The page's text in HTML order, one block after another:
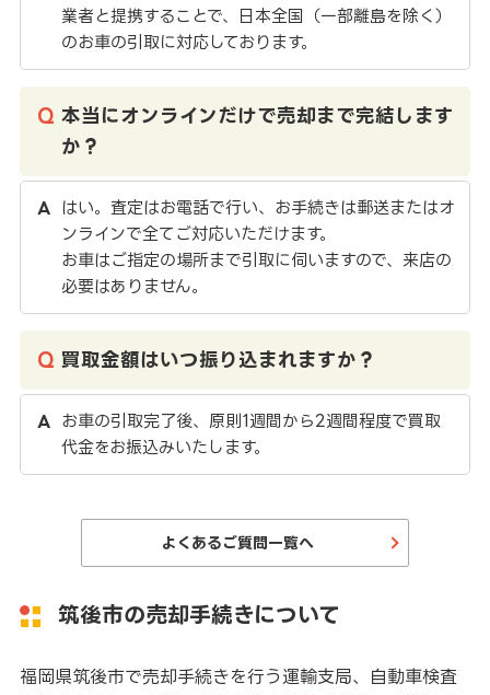
業者と提携することで、日本全国（一部離島を除く）
のお車の引取に対応しております。
本当にオンラインだけで売却まで完結します
か？
はい。査定はお電話で行い、お手続きは郵送またはオ
ンラインで全てご対応いただけます。
お車はご指定の場所まで引取に伺いますので、来店の
必要はありません。
買取金額はいつ振り込まれますか？
お車の引取完了後、原則1週間から2週間程度で買取
代金をお振込みいたします。
よくあるご質問一覧へ
筑後市の売却手続きについて
福岡県筑後市で売却手続きを行う運輸支局、自動車検査